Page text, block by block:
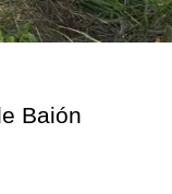
Baión